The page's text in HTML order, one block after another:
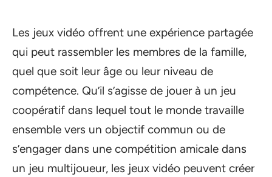
Les jeux vidéo offrent une expérience partagée
qui peut rassembler les membres de la famille,
quel que soit leur âge ou leur niveau de
compétence. Qu’il s’agisse de jouer à un jeu
coopératif dans lequel tout le monde travaille
ensemble vers un objectif commun ou de
s’engager dans une compétition amicale dans
un jeu multijoueur, les jeux vidéo peuvent créer